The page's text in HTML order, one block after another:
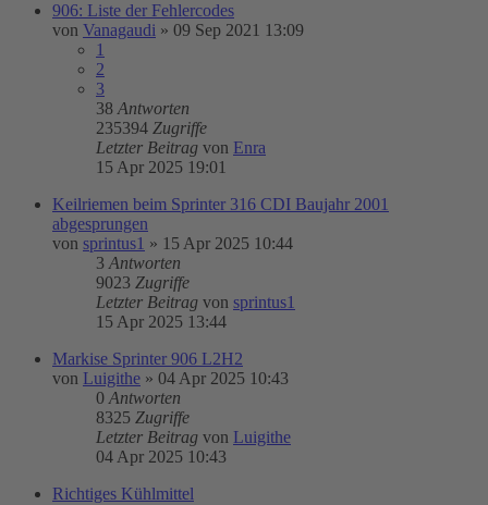
906: Liste der Fehlercodes
von Vanagaudi » 09 Sep 2021 13:09
1
2
3
38 Antworten
235394 Zugriffe
Letzter Beitrag von Enra
15 Apr 2025 19:01
Keilriemen beim Sprinter 316 CDI Baujahr 2001
abgesprungen
von sprintus1 » 15 Apr 2025 10:44
3 Antworten
9023 Zugriffe
Letzter Beitrag von sprintus1
15 Apr 2025 13:44
Markise Sprinter 906 L2H2
von Luigithe » 04 Apr 2025 10:43
0 Antworten
8325 Zugriffe
Letzter Beitrag von Luigithe
04 Apr 2025 10:43
Richtiges Kühlmittel